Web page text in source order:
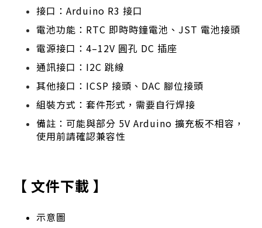
接口：Arduino R3 接口
電池功能：RTC 即時時鐘電池、JST 電池接頭
電源接口：4–12V 圓孔 DC 插座
通訊接口：I2C 跳線
其他接口：ICSP 接頭、DAC 腳位接頭
組裝方式：套件形式，需要自行焊接
備註：可能與部分 5V Arduino 擴充板不相容，
使用前請確認兼容性
【 文件下載 】
示意圖